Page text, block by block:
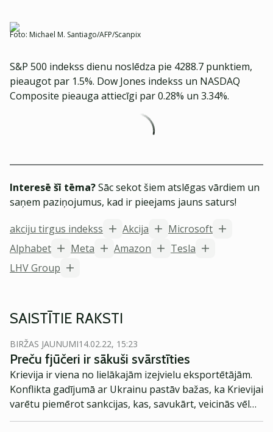
Foto: Michael M. Santiago/AFP/Scanpix
S&P 500 indekss dienu noslēdza pie 4288.7 punktiem,
pieaugot par 1.5%. Dow Jones indekss un NASDAQ
Composite pieauga attiecīgi par 0.28% un 3.34%.
Interesē šī tēma?Sāc sekot šiem atslēgas vārdiem un
saņem paziņojumus, kad ir pieejams jauns saturs!
akciju tirgus indekss
Akcija
Microsoft
Alphabet
Meta Amazon
Tesla
LHV Group
SAISTĪTIE RAKSTI
BIRŽAS JAUNUMI14.02.22, 15:23
Preču fjūčeri ir sākuši svārstīties
Krievija ir viena no lielākajām izejvielu eksportētājām.
Konflikta gadījumā ar Ukrainu pastāv bažas, ka Krievijai
varētu piemērot sankcijas, kas, savukārt, veicinās vēl
straujāku izejvielu cenu kāpumu un paātrinās inflāciju.